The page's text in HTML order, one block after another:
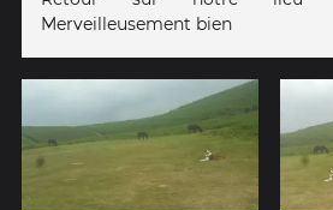
Merveilleusement bien